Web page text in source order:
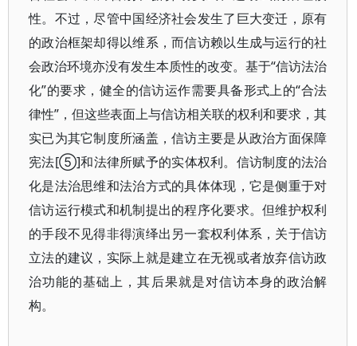
性。不过，尽管中国经济社会发生了巨大变迁，原有
的政治框架却得以维系，而信访赖以生成与运行的社
会政治环境亦没有发生本质性的改变。基于“信访法治
化”的要求，健全的信访运作需要具备形式上的“合法
律性”，但这些表面上与信访相关联的权利和要求，其
实已为其它制度所涵盖，信访主要是从政治方面保障
宪法[⑤]和法律所赋予的实体权利。信访制度的法治
化是法治思维和法治方式的具体体现，它是侧重于对
信访运行模式和机制提出的程序化要求。但维护权利
的手段不见得非得演绎出另一套权利体系，关于信访
立法的建议，实际上就是建立在无视或者放弃信访政
治功能的基础上，其后果就是对信访本身的政治解
构。